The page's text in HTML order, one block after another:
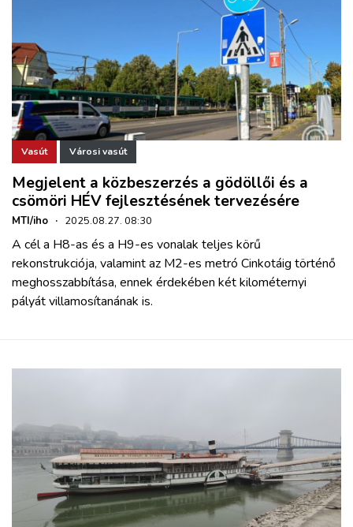
Vasút Városi vasút
Megjelent a közbeszerzés a gödöllői és a
csömöri HÉV fejlesztésének tervezésére
MTI/iho · 2025.08.27. 08:30
A cél a H8-as és a H9-es vonalak teljes körű
rekonstrukciója, valamint az M2-es metró Cinkotáig történő
meghosszabbítása, ennek érdekében két kilométernyi
pályát villamosítanának is.